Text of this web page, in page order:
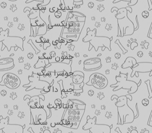
پدیگری سگ
تریکسی سگ
جرهای سگ
جمون سگ
جوسرا سگ
جیم داگ
دنتالایت سگ
رفلکس سگ